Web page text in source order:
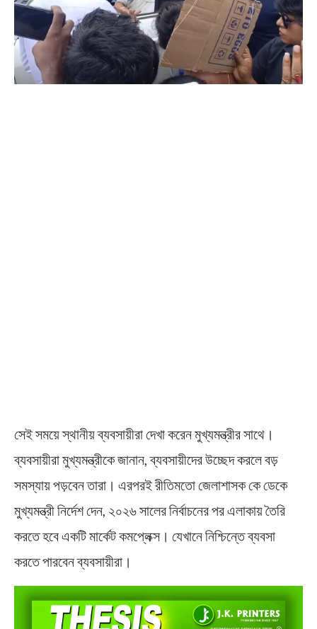
সেই সময়ে স্থানীয় ব্যবসায়ীরা দেখা করেন মুখ্যমন্ত্রীর সাথে।
ব্যবসায়ীরা মুখ্যমন্ত্রীকে জানান, ব্যবসায়ীদের উচ্ছেদ করলে বড়
সমস্যায় পড়বেন তারা। এরপরই রীতিমতো জেলাশাসক কে ডেকে
মুখ্যমন্ত্রী নির্দেশ দেন, ২০২৬ সালের নির্বাচনের পর এলাকায় তৈরি
করতে হবে একটি মার্কেট কমপ্লেক্স। যেখানে নিশ্চিন্তে ব্যবসা
করতে পারবেন ব্যবসায়ীরা।